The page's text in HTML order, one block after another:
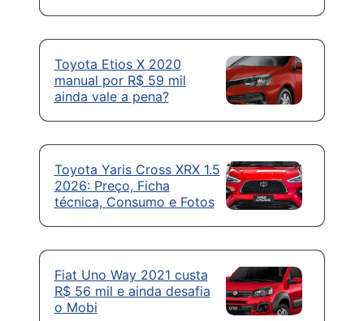
Toyota Etios X 2020
manual por R$ 59 mil
ainda vale a pena?
Toyota Yaris Cross XRX 1.5
2026: Preço, Ficha
técnica, Consumo e Fotos
Fiat Uno Way 2021 custa
R$ 56 mil e ainda desafia
o Mobi